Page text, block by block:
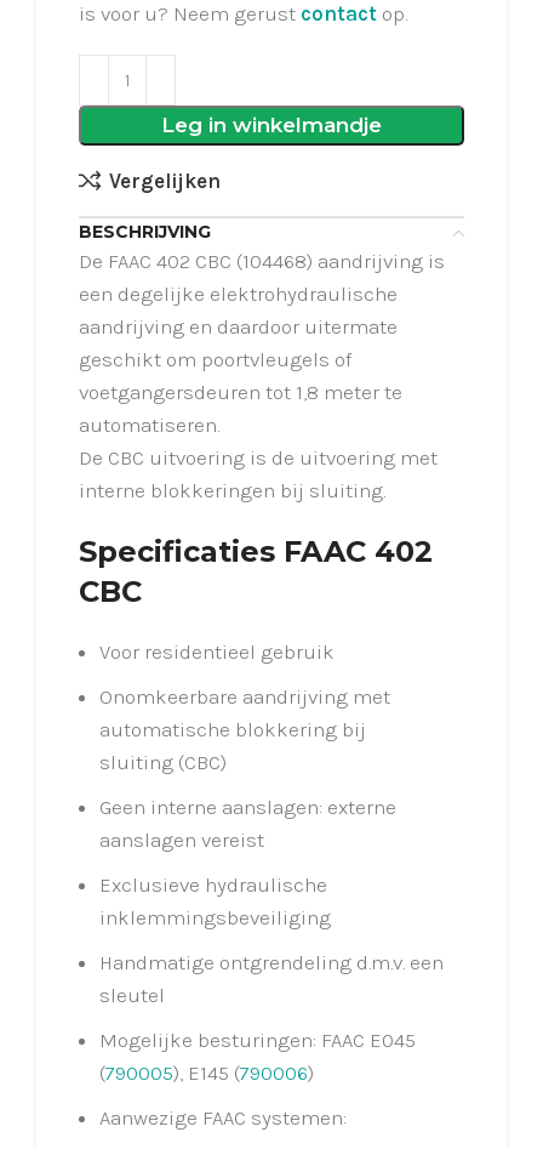
is voor u? Neem gerust contact op.
Leg in winkelmandje
Vergelijken
BESCHRIJVING
De FAAC 402 CBC (104468) aandrijving is
een degelijke elektrohydraulische
aandrijving en daardoor uitermate
geschikt om poortvleugels of
voetgangersdeuren tot 1,8 meter te
automatiseren.
De CBC uitvoering is de uitvoering met
interne blokkeringen bij sluiting.
Specificaties FAAC 402
CBC
Voor residentieel gebruik
Onomkeerbare aandrijving met
automatische blokkering bij
sluiting (CBC)
Geen interne aanslagen: externe
aanslagen vereist
Exclusieve hydraulische
inklemmingsbeveiliging
Handmatige ontgrendeling d.m.v. een
sleutel
Mogelijke besturingen: FAAC E045
(790005), E145 (790006)
Aanwezige FAAC systemen: